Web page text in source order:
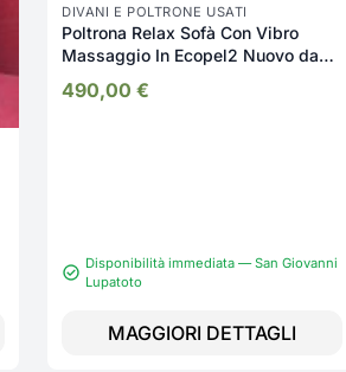
DIVANI E POLTRONE USATI
Poltrona Relax Sofà Con Vibro
Massaggio In Ecopel2 Nuovo da
490,00 €
Disponibilità immediata — San Giovanni
Lupatoto
MAGGIORI DETTAGLI